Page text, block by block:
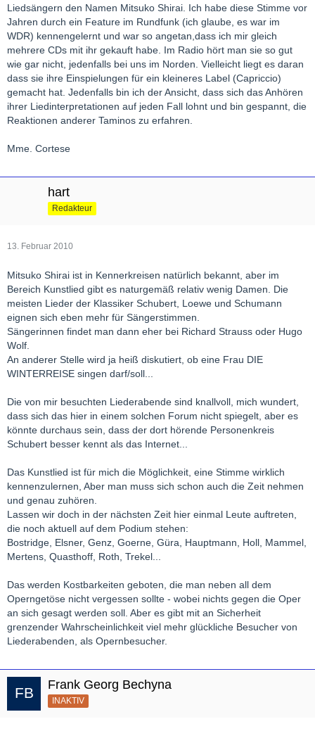
Liedsängern den Namen Mitsuko Shirai. Ich habe diese Stimme vor
Jahren durch ein Feature im Rundfunk (ich glaube, es war im
WDR) kennengelernt und war so angetan,dass ich mir gleich
mehrere CDs mit ihr gekauft habe. Im Radio hört man sie so gut
wie gar nicht, jedenfalls bei uns im Norden. Vielleicht liegt es daran
dass sie ihre Einspielungen für ein kleineres Label (Capriccio)
gemacht hat. Jedenfalls bin ich der Ansicht, dass sich das Anhören
ihrer Liedinterpretationen auf jeden Fall lohnt und bin gespannt, die
Reaktionen anderer Taminos zu erfahren.
Mme. Cortese
hart
Redakteur
13. Februar 2010
Mitsuko Shirai ist in Kennerkreisen natürlich bekannt, aber im
Bereich Kunstlied gibt es naturgemäß relativ wenig Damen. Die
meisten Lieder der Klassiker Schubert, Loewe und Schumann
eignen sich eben mehr für Sängerstimmen.
Sängerinnen findet man dann eher bei Richard Strauss oder Hugo
Wolf.
An anderer Stelle wird ja heiß diskutiert, ob eine Frau DIE
WINTERREISE singen darf/soll...
Die von mir besuchten Liederabende sind knallvoll, mich wundert,
dass sich das hier in einem solchen Forum nicht spiegelt, aber es
könnte durchaus sein, dass der dort hörende Personenkreis
Schubert besser kennt als das Internet...
Das Kunstlied ist für mich die Möglichkeit, eine Stimme wirklich
kennenzulernen, Aber man muss sich schon auch die Zeit nehmen
und genau zuhören.
Lassen wir doch in der nächsten Zeit hier einmal Leute auftreten,
die noch aktuell auf dem Podium stehen:
Bostridge, Elsner, Genz, Goerne, Güra, Hauptmann, Holl, Mammel,
Mertens, Quasthoff, Roth, Trekel...
Das werden Kostbarkeiten geboten, die man neben all dem
Operngetöse nicht vergessen sollte - wobei nichts gegen die Oper
an sich gesagt werden soll. Aber es gibt mit an Sicherheit
grenzender Wahrscheinlichkeit viel mehr glückliche Besucher von
Liederabenden, als Opernbesucher.
Frank Georg Bechyna
INAKTIV